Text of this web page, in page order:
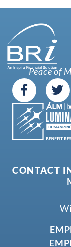
Peace of
CONTACT